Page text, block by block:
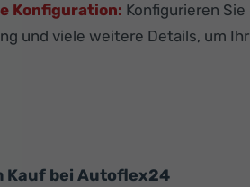
Konfiguration: Konfigurieren
und viele weitere Details, um
Kauf bei Autoflex24